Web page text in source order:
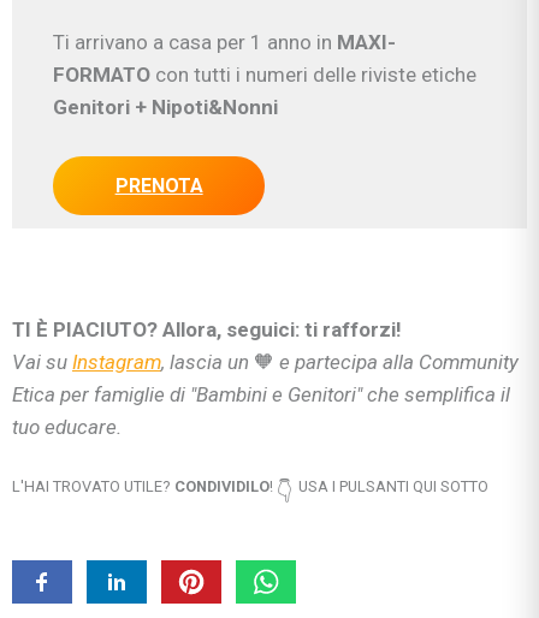
Ti arrivano a casa per 1 anno in MAXI-
FORMATO con tutti i numeri delle riviste etiche
Genitori + Nipoti&Nonni
PRENOTA
TI È PIACIUTO? Allora, seguici: ti rafforzi!
Vai su Instagram, lascia un 🧡 e partecipa alla Community
Etica per famiglie di "Bambini e Genitori" che semplifica il
tuo educare.
L'HAI TROVATO UTILE? CONDIVIDILO! 👇 USA I PULSANTI QUI SOTTO